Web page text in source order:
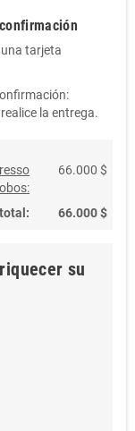
tarjeta
la entrega.
66.000 $
66.000 $
su